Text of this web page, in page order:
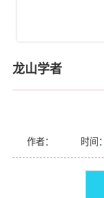
龙山学者
作者： 时间